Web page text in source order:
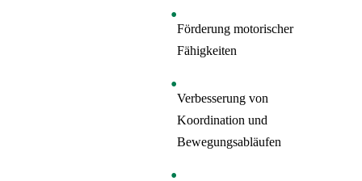
Förderung motorischer
Fähigkeiten
Verbesserung von
Koordination und
Bewegungsabläufen